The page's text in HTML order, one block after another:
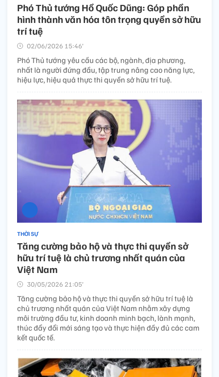
Phó Thủ tướng Hồ Quốc Dũng: Góp phần
hình thành văn hóa tôn trọng quyền sở hữu
trí tuệ
02/06/2026 15:46’
Phó Thủ tướng yêu cầu các bộ, ngành, địa phương,
nhất là người đứng đầu, tập trung nâng cao năng lực,
hiệu lực, hiệu quả thực thi quyền sở hữu trí tuệ.
THỜI SỰ
Tăng cường bảo hộ và thực thi quyền sở
hữu trí tuệ là chủ trương nhất quán của
Việt Nam
30/05/2026 21:05’
Tăng cường bảo hộ và thực thi quyền sở hữu trí tuệ là
chủ trương nhất quán của Việt Nam nhằm xây dựng
môi trường đầu tư, kinh doanh minh bạch, lành mạnh,
thúc đẩy đổi mới sáng tạo và thực hiện đầy đủ các cam
kết quốc tế.